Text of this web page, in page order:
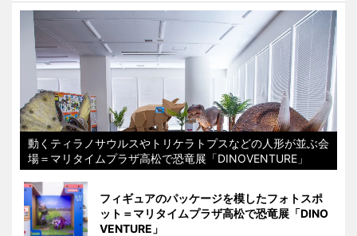
動くティラノサウルスやトリケラトプスなどの人形が並ぶ会
場＝マリタイムプラザ高松で恐竜展「DINOVENTURE」
フィギュアのパッケージを模したフォトスポ
ット＝マリタイムプラザ高松で恐竜展「DINO
VENTURE」